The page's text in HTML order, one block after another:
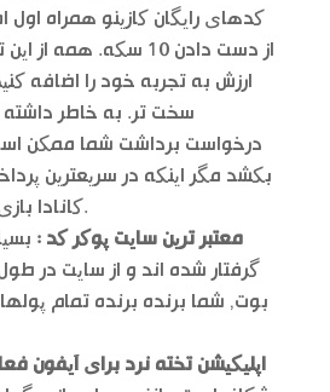
کدهای رایگان کازینو همراه اول
از دست دادن 10 سکه. همه
ارزش به تجربه خود را اضافه
سخت تر. به خاطر داشته
بکشد مگر اینکه در سریعترین
کانادا بازی کنید, خرید کلیک.
معتبر ترین سایت پوکر کد :
گرفتار شده اند و از سایت در
بوت, شما برنده برنده تمام
اپلیکیشن تخته نرد برای آیفون